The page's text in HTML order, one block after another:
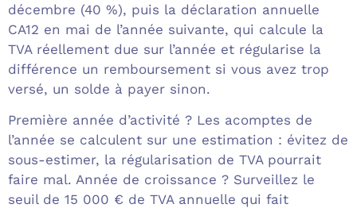
décembre (40 %), puis la déclaration annuelle
CA12 en mai de l’année suivante, qui calcule la
TVA réellement due sur l’année et régularise la
différence un remboursement si vous avez trop
versé, un solde à payer sinon.
Première année d’activité ? Les acomptes de
l’année se calculent sur une estimation : évitez de
sous-estimer, la régularisation de TVA pourrait
faire mal. Année de croissance ? Surveillez le
seuil de 15 000 € de TVA annuelle qui fait